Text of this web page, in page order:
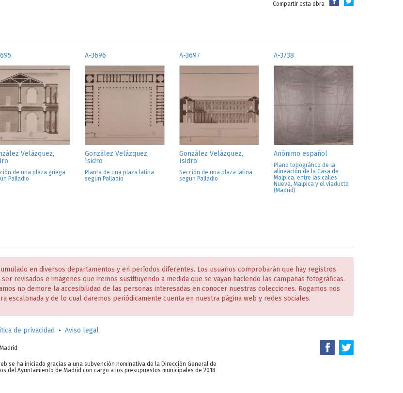
Compartir esta obra
Velázquez,
de una plaza griega
Palladio
A-3696
González Velázquez,
Isidro
Planta de una plaza latina
según Palladio
A-3697
González Velázquez,
Isidro
Sección de una plaza latina
según Palladio
A-3738
Anónimo español
Plano topográfico de la
alineación de la Casa de
Malpica, entre las calles
Nueva, Malpica y el viaducto
(Madrid)
en diversos departamentos y en períodos diferentes. Los usuarios comprobarán que hay registros
revisados e imágenes que iremos sustituyendo a medida que se vayan haciendo las campañas fotográficas.
no demore la accesibilidad de las personas interesadas en conocer nuestras colecciones. Rogamos nos
escalonada y de lo cual daremos periódicamente cuenta en nuestra página web y redes sociales.
de privacidad • Aviso legal
se ha iniciado gracias a una subvención nominativa de la Dirección General de
del Ayuntamiento de Madrid con cargo a los presupuestos municipales de 2018